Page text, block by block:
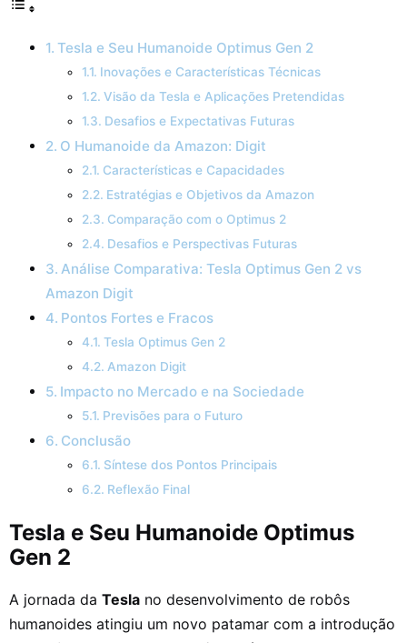
Tesla e Seu Humanoide Optimus Gen 2
Inovações e Características Técnicas
Visão da Tesla e Aplicações Pretendidas
Desafios e Expectativas Futuras
O Humanoide da Amazon: Digit
Características e Capacidades
Estratégias e Objetivos da Amazon
Comparação com o Optimus 2
Desafios e Perspectivas Futuras
Análise Comparativa: Tesla Optimus Gen 2 vs
Amazon Digit
Pontos Fortes e Fracos
Tesla Optimus Gen 2
Amazon Digit
Impacto no Mercado e na Sociedade
Previsões para o Futuro
Conclusão
Síntese dos Pontos Principais
Reflexão Final
Tesla e Seu Humanoide Optimus
Gen 2
A jornada da Tesla no desenvolvimento de robôs
humanoides atingiu um novo patamar com a introdução